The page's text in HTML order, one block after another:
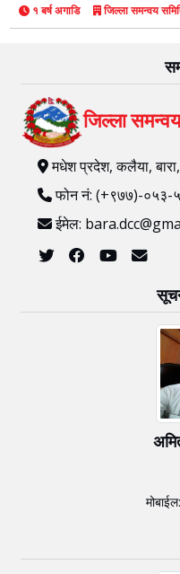
१ बर्ष अगाडि जिल्ला समन्वय
जिल्ला
मधेश प्रदेश, कलैया,
फोन नं: (+९७७)-०५३-
ईमेल: